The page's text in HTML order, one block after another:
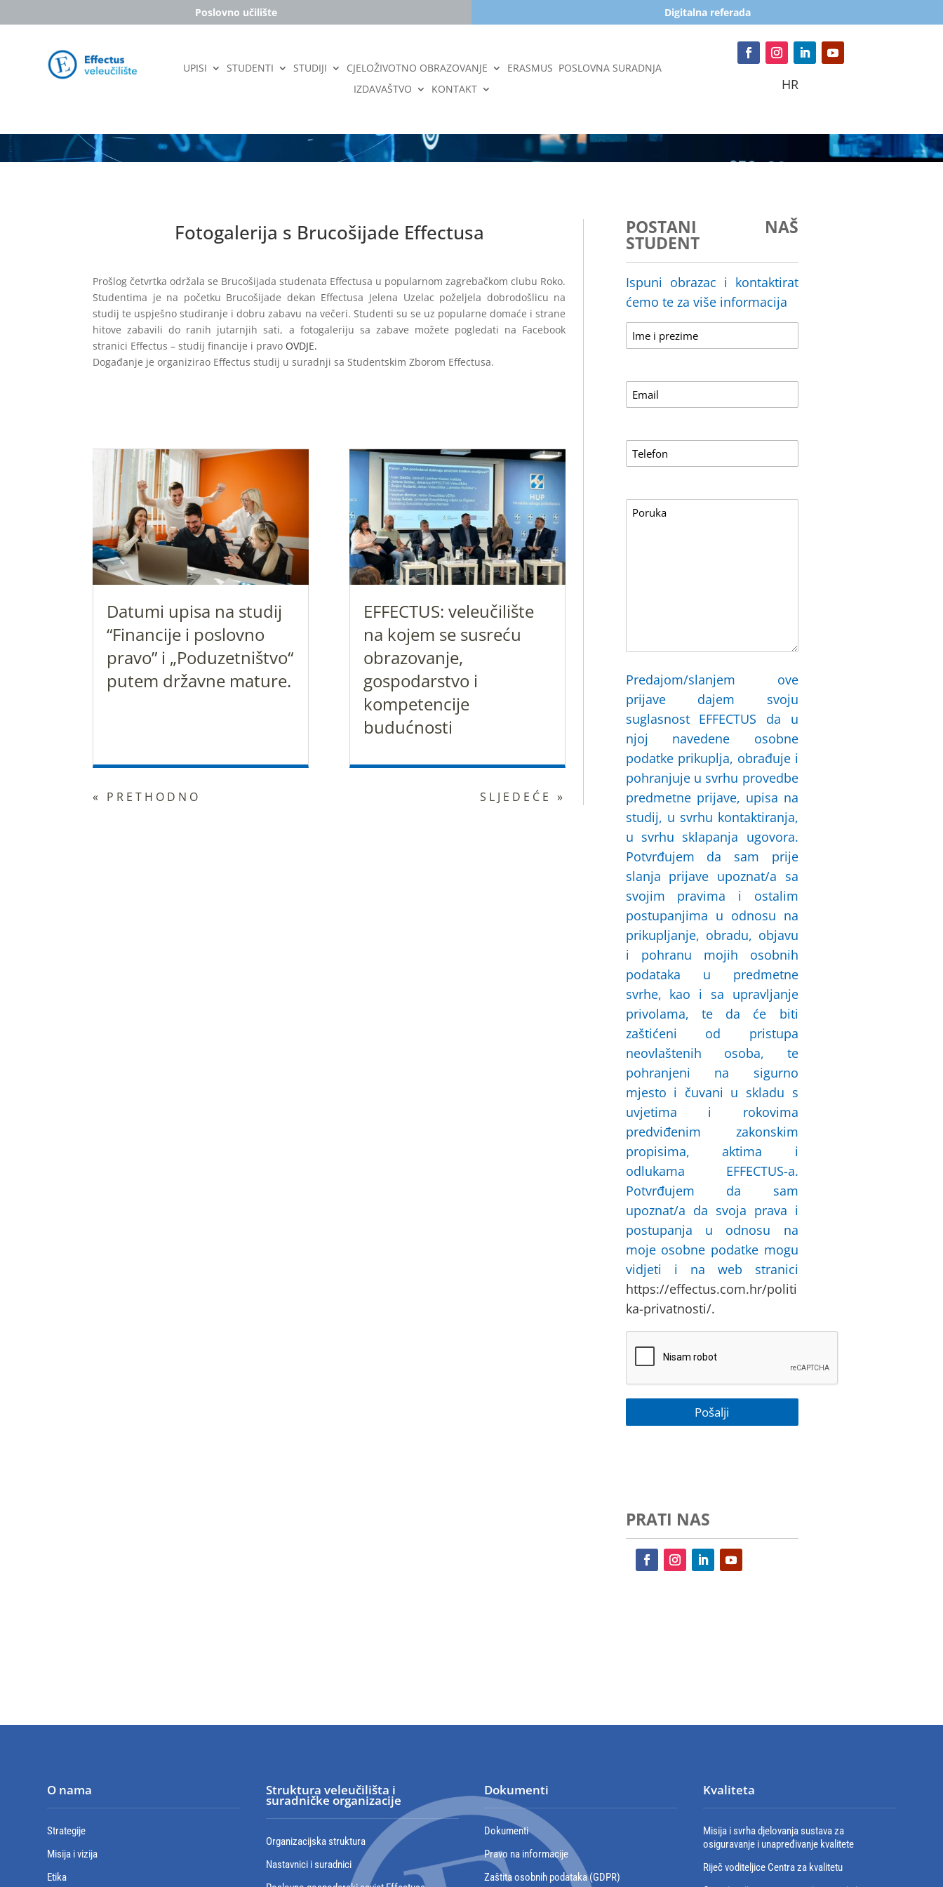
Poslovno učilište Digitalna referada
UPISI STUDENTI STUDIJI CJELOŽIVOTNO OBRAZOVANJE ERASMUS POSLOVNA SURADNJA
IZDAVAŠTVO
KONTAKT HR
Fotogalerija s Brucošijade Effectusa
Prošlog četvrtka održala se Brucošijada studenata Effectusa u popularnom zagrebačkom clubu Roko.
Studentima je na početku Brucošijade dekan Effectusa Jelena Uzelac poželjela dobrodošlicu na
studij te uspješno studiranje i dobru zabavu na večeri. Studenti su se uz popularne domaće i strane
hitove zabavili do ranih jutarnjih sati, a fotogaleriju sa zabave možete pogledati na Facebook
stranici Effectus – studij financije i pravo OVDJE.
Događanje je organizirao Effectus studij u suradnji sa Studentskim Zborom Effectusa.
Datumi upisa na studij
“Financije i poslovno
pravo” i „Poduzetništvo“
putem državne mature.
EFFECTUS: veleučilište
na kojem se susreću
obrazovanje,
gospodarstvo i
kompetencije
budućnosti
« PRETHODNO SLJEDEĆE »
POSTANI NAŠ
STUDENT
Ispuni obrazac i kontaktirat
ćemo te za više informacija
Predajom/slanjem ove
prijave dajem svoju
suglasnost EFFECTUS da u
njoj navedene osobne
podatke prikuplja, obrađuje i
pohranjuje u svrhu provedbe
predmetne prijave, upisa na
studij, u svrhu kontaktiranja,
u svrhu sklapanja ugovora.
Potvrđujem da sam prije
slanja prijave upoznat/a sa
svojim pravima i ostalim
postupanjima u odnosu na
prikupljanje, obradu, objavu
i pohranu mojih osobnih
podataka u predmetne
svrhe, kao i sa upravljanje
privolama, te da će biti
zaštićeni od pristupa
neovlaštenih osoba, te
pohranjeni na sigurno
mjesto i čuvani u skladu s
uvjetima i rokovima
predviđenim zakonskim
propisima, aktima i
odlukama EFFECTUS-a.
Potvrđujem da sam
upoznat/a da svoja prava i
postupanja u odnosu na
moje osobne podatke mogu
vidjeti i na web stranici
https://effectus.com.hr/politi
ka-privatnosti/.
PRATI NAS
O nama
Strategije
Misija i vizija
Etika
Struktura veleučilišta i
suradničke organizacije
Organizacijska struktura
Nastavnici i suradnici
Dokumenti
Dokumenti
Pravo na informacije
Zaštita osobnih podataka (GDPR)
Kvaliteta
Misija i svrha djelovanja sustava za
osiguravanje i unapređivanje kvalitete
Riječ voditeljice Centra za kvalitetu